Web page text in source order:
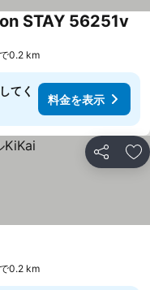
STAY 56251v
0.2 km
てく
料金を表示
シェア お
0.2 km